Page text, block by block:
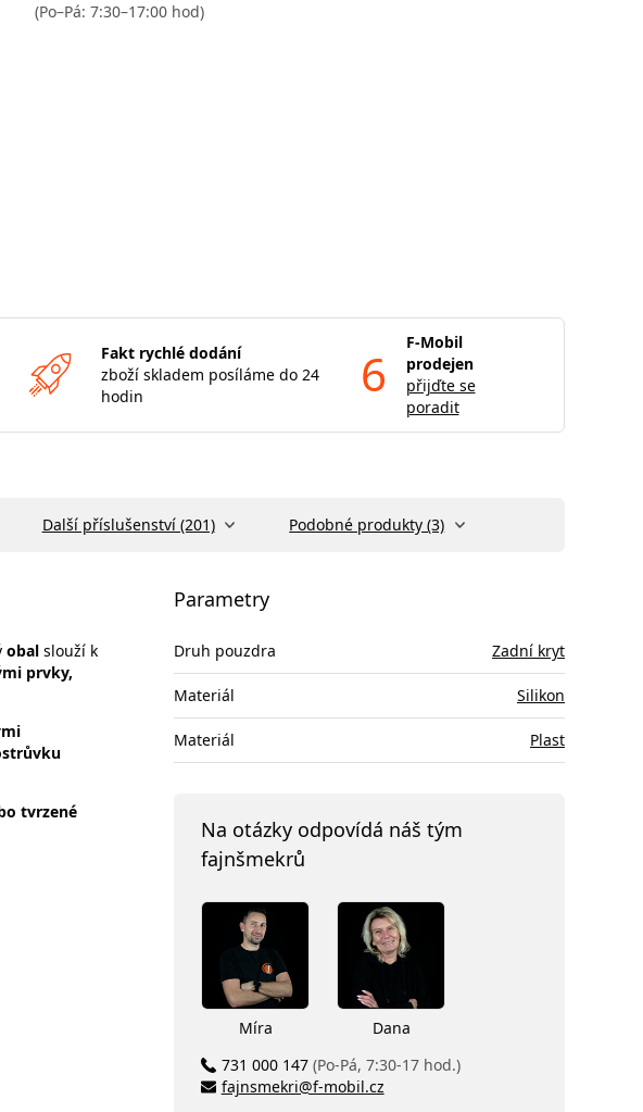
(Po–Pá: 7:30–17:00 hod)
Fakt rychlé dodání
zboží skladem posíláme do 24
hodin
6
F-Mobil
prodejen
přijďte se
poradit
Další příslušenství (201) Podobné produkty (3)
obal slouží k
prvky,
tvrzené
Parametry
Druh pouzdra Zadní kryt
Materiál Silikon
Materiál Plast
Na otázky odpovídá náš tým
fajnšmekrů
Míra
Dana
731 000 147 (Po-Pá, 7:30-17 hod.)
fajnsmekri@f-mobil.cz